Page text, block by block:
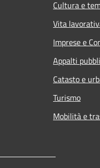
Cultura e
Vita
Imprese e
Appalti
Catasto e
Turismo
Mobilità e